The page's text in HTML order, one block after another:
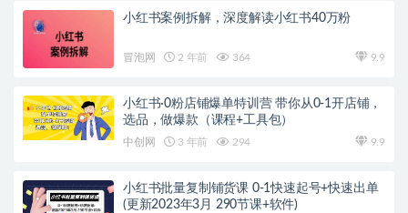
小红书案例拆解，深度解读小红书40万粉
冒泡网 2 年前 364 9.9
小红书·0粉店铺爆单特训营 带你从0-1开店铺，
选品，做爆款（课程+工具包）
中创网 3 年前 294 9.9
小红书批量复制铺货课 0-1快速起号+快速出单
(更新2023年3月 290节课+软件)